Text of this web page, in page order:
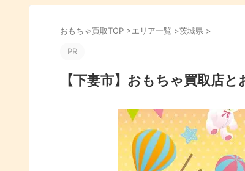
おもちゃ買取TOP >エリア一覧 >茨城県 >
PR
【下妻市】おもちゃ買取店